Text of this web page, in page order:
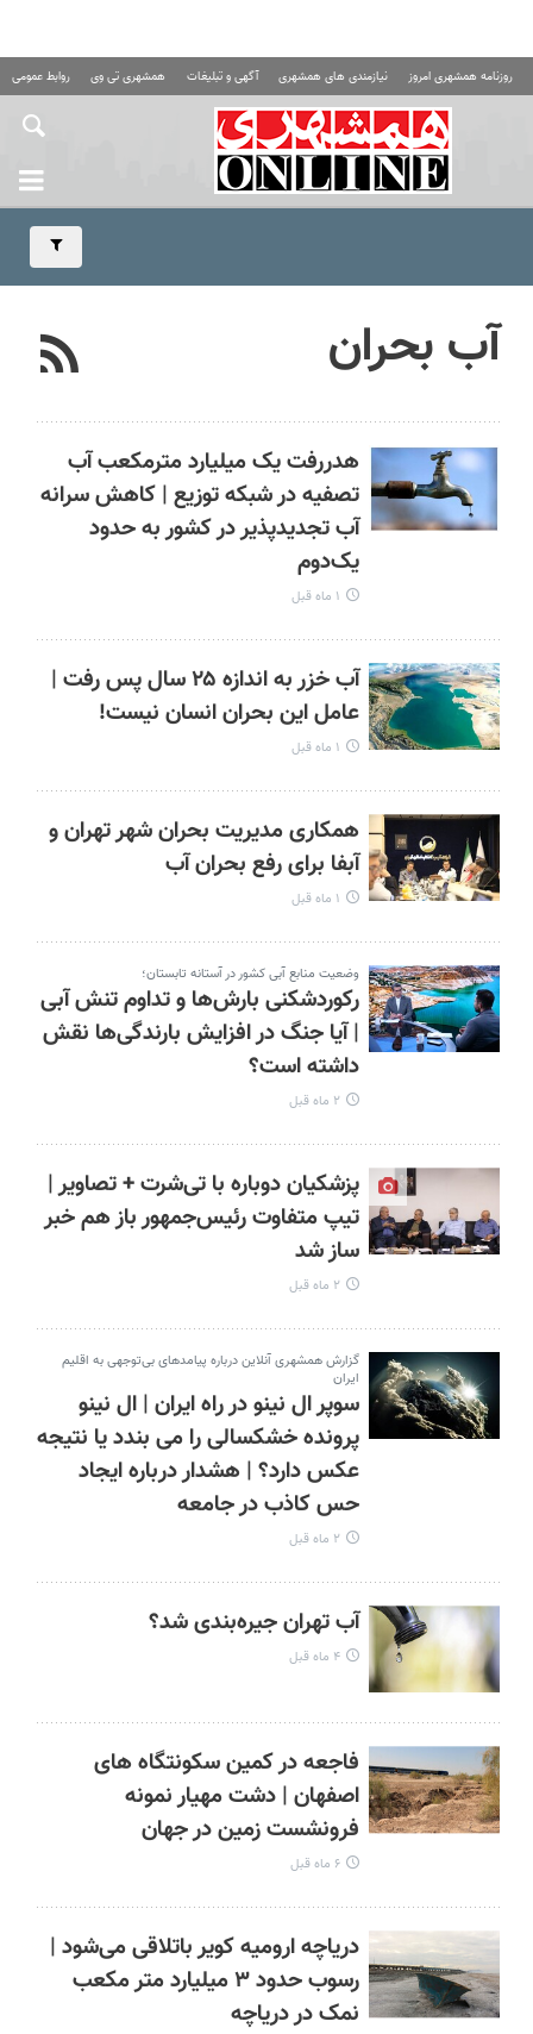
روزنامه همشهری امروز نیازمندی های همشهری آگهی و تبلیغات همشهری تی وی روابط عمومی
آب بحران
هدررفت یک میلیارد مترمکعب آب
تصفیه در شبکه توزیع | کاهش سرانه
آب تجدیدپذیر در کشور به حدود
یک‌دوم
۱ ماه قبل
آب خزر به اندازه ۲۵ سال پس رفت |
عامل این بحران انسان نیست!
۱ ماه قبل
همکاری مدیریت بحران شهر تهران و
آبفا برای رفع بحران آب
۱ ماه قبل
وضعیت منابع آبی کشور در آستانه تابستان؛
رکوردشکنی بارش‌ها و تداوم تنش آبی
| آیا جنگ در افزایش بارندگی‌ها نقش
داشته است؟
۲ ماه قبل
پزشکیان دوباره با تی‌شرت + تصاویر |
تیپ متفاوت رئیس‌جمهور باز هم خبر
ساز شد
۲ ماه قبل
گزارش همشهری آنلاین درباره پیامدهای بی‌توجهی به اقلیم
ایران
سوپر ال ‌نینو در راه ایران | ال‌ نینو
پرونده خشکسالی را می‌ بندد یا نتیجه
عکس دارد؟ | هشدار درباره ایجاد
حس کاذب در جامعه
۲ ماه قبل
آب تهران جیره‌بندی شد؟
۴ ماه قبل
فاجعه در کمین سکونتگاه‌ های
اصفهان | دشت مهیار نمونه
فرونشست زمین در جهان
۶ ماه قبل
دریاچه ارومیه کویر باتلاقی می‌شود |
رسوب حدود ۳ میلیارد متر مکعب
نمک در دریاچه